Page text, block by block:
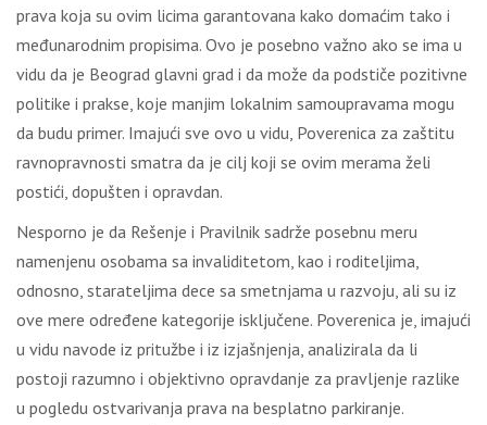
prava koja su ovim licima garantovana kako domaćim tako i
međunarodnim propisima. Ovo je posebno važno ako se ima u
vidu da je Beograd glavni grad i da može da podstiče pozitivne
politike i prakse, koje manjim lokalnim samoupravama mogu
da budu primer. Imajući sve ovo u vidu, Poverenica za zaštitu
ravnopravnosti smatra da je cilj koji se ovim merama želi
postići, dopušten i opravdan.
Nesporno je da Rešenje i Pravilnik sadrže posebnu meru
namenjenu osobama sa invaliditetom, kao i roditeljima,
odnosno, starateljima dece sa smetnjama u razvoju, ali su iz
ove mere određene kategorije isključene. Poverenica je, imajući
u vidu navode iz pritužbe i iz izjašnjenja, analizirala da li
postoji razumno i objektivno opravdanje za pravljenje razlike
u pogledu ostvarivanja prava na besplatno parkiranje.